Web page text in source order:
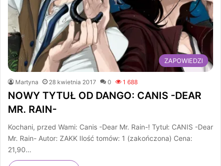
ZAPOWIEDZI
Martyna 28 kwietnia 2017 0 1 688
NOWY TYTUŁ OD DANGO: CANIS -DEAR
MR. RAIN-
Kochani, przed Wami: Canis -Dear Mr. Rain-! Tytuł: CANIS -Dear
Mr. Rain- Autor: ZAKK Ilość tomów: 1 (zakończona) Cena:
21,90…